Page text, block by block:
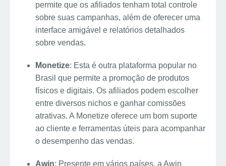
permite que os afiliados tenham total controle
sobre suas campanhas, além de oferecer uma
interface amigável e relatórios detalhados
sobre vendas.
Monetize: Esta é outra plataforma popular no
Brasil que permite a promoção de produtos
físicos e digitais. Os afiliados podem escolher
entre diversos nichos e ganhar comissões
atrativas. A Monetize oferece um bom suporte
ao cliente e ferramentas úteis para acompanhar
o desempenho das vendas.
Awin: Presente em vários países, a Awin